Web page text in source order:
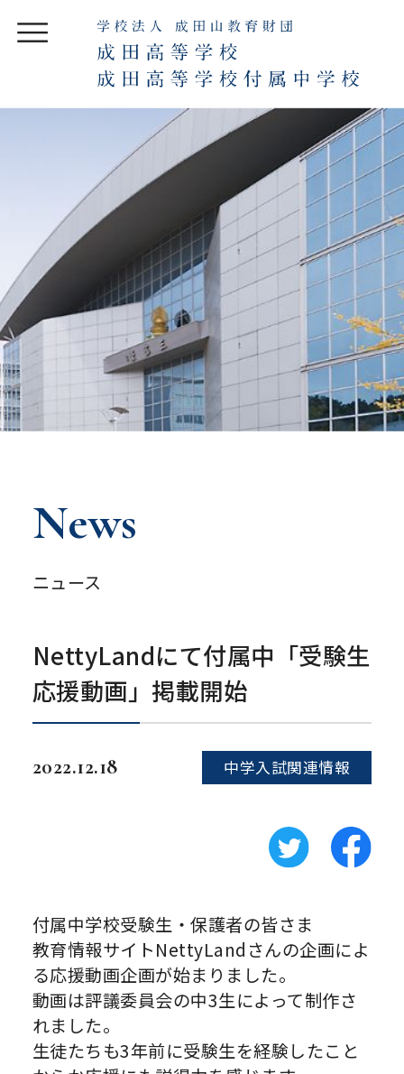
News
ニュース
NettyLandにて付属中「受験生
応援動画」掲載開始
2022.12.18 中学入試関連情報
付属中学校受験生・保護者の皆さま
教育情報サイトNettyLandさんの企画によ
る応援動画企画が始まりました。
動画は評議委員会の中3生によって制作さ
れました。
生徒たちも3年前に受験生を経験したこと